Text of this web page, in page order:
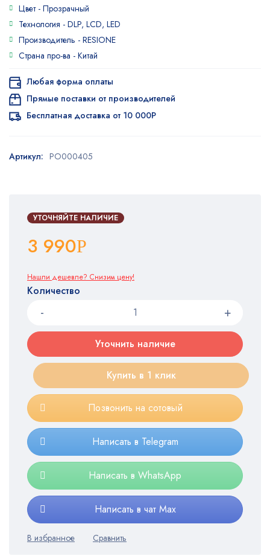
Цвет - Прозрачный
Технология - DLP, LCD, LED
Производитель - RESIONE
Страна про-ва - Китай
УТОЧНЯЙТЕ НАЛИЧИЕ
3 990Р
Нашли дешевле? Снизим цену!
Количество
Уточнить наличие
Купить в 1 клик
Позвонить на сотовый
Написать в Telegram
Написать в WhatsApp
Написать в чат Max
Любая форма оплаты
Прямые поставки от производителей
Бесплатная доставка от 10 000Р
Артикул: PO000405